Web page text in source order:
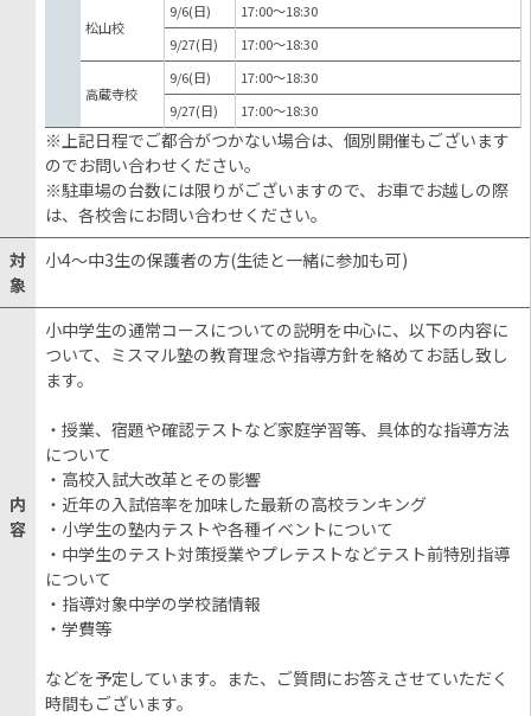
松山校
9/6(日)
17:00〜18:30
9/27(日)
17:00〜18:30
高蔵寺校
9/6(日)
17:00〜18:30
9/27(日)
17:00〜18:30
※上記日程でご都合がつかない場合は、個別開催もございます
のでお問い合わせください。
※駐車場の台数には限りがございますので、お車でお越しの際
は、各校舎にお問い合わせください。
対
象
小4～中3生の保護者の方(生徒と一緒に参加も可)
内
容
小中学生の通常コースについての説明を中心に、以下の内容に
ついて、ミスマル塾の教育理念や指導方針を絡めてお話し致し
ます。
・授業、宿題や確認テストなど家庭学習等、具体的な指導方法
について
・高校入試大改革とその影響
・近年の入試倍率を加味した最新の高校ランキング
・小学生の塾内テストや各種イベントについて
・中学生のテスト対策授業やプレテストなどテスト前特別指導
について
・指導対象中学の学校諸情報
・学費等
などを予定しています。また、ご質問にお答えさせていただく
時間もございます。